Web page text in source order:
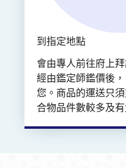
到指定地點
會由專人前往府上
經由鑑定師鑑價後
您。商品的運送只
合物品件數較多及